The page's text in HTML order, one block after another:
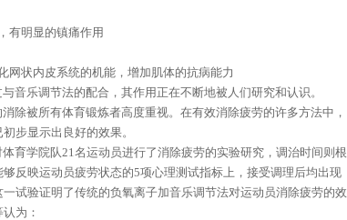
有明显的镇痛作用
状内皮系统的机能，增加肌体的抗病能力
音乐调节法的配合，其作用正在不断地被人们研究和认识。
除被所有体育锻炼者高度重视。在有效消除疲劳的许多方法中，
步显示出良好的效果。
育学院队21名运动员进行了消除疲劳的实验研究，调治时间则根
反映运动员疲劳状态的5项心理测试指标上，接受调理后均出现
试验证明了传统的负氧离子加音乐调节法对运动员消除疲劳的效
为：